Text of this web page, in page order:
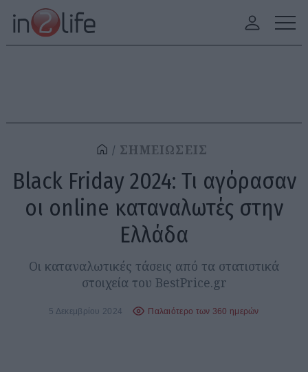
ΣΗΜΕΙΩΣΕΙΣ
Black Friday 2024: Τι αγόρασαν
οι online καταναλωτές στην
Ελλάδα
Οι καταναλωτικές τάσεις από τα στατιστικά
στοιχεία του BestPrice.gr
5 Δεκεμβρίου 2024 Παλαιότερο των 360 ημερών